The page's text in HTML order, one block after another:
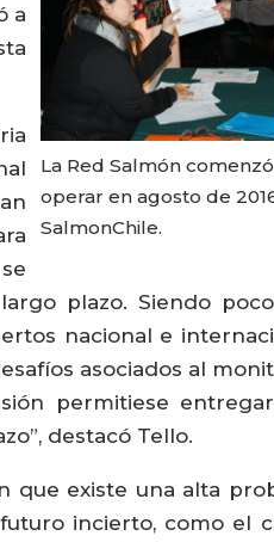
La Red Salmón
operar en agosto de
SalmonChile.
a
plazo. Siendo
nacional e
asociados al
permitiese
destacó Tello.
que existe una alta
incierto, como el